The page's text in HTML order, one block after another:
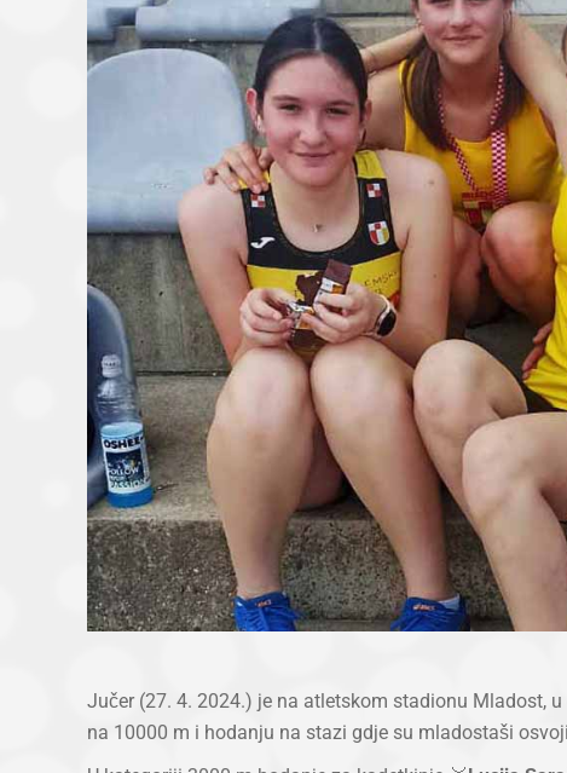
Jučer (27. 4. 2024.) je na atletskom stadionu Mladost,
na 10000 m i hodanju na stazi gdje su mladostaši